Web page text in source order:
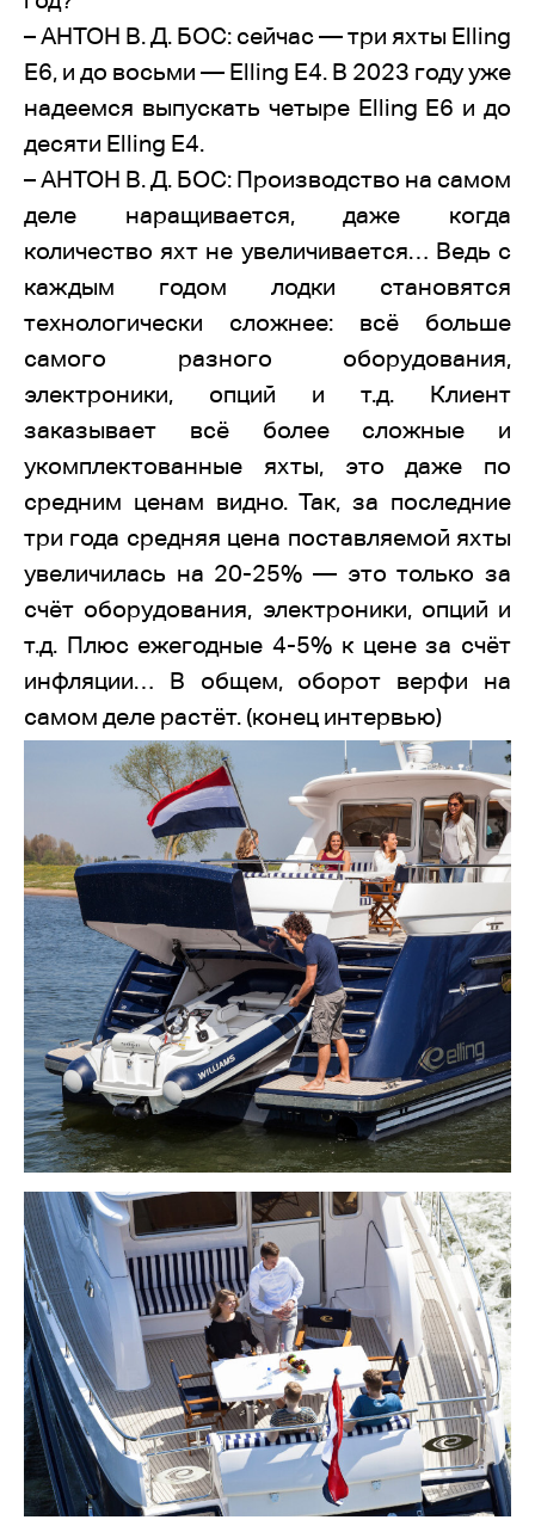
– АНТОН В. Д. БОС: сейчас — три яхты Elling
E6, и до восьми — Elling E4. В 2023 году уже
надеемся выпускать четыре Elling E6 и до
десяти Elling E4.
– АНТОН В. Д. БОС: Производство на самом
деле наращивается, даже когда
количество яхт не увеличивается… Ведь с
каждым годом лодки становятся
технологически сложнее: всё больше
самого разного оборудования,
электроники, опций и т.д. Клиент
заказывает всё более сложные и
укомплектованные яхты, это даже по
средним ценам видно. Так, за последние
три года средняя цена поставляемой яхты
увеличилась на 20-25% — это только за
счёт оборудования, электроники, опций и
т.д. Плюс ежегодные 4-5% к цене за счёт
инфляции… В общем, оборот верфи на
самом деле растёт. (конец интервью)